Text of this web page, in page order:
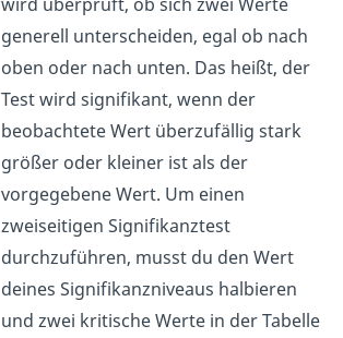
generell unterscheiden, egal ob nach
oben oder nach unten. Das heißt, der
Test wird signifikant, wenn der
beobachtete Wert überzufällig stark
größer oder kleiner ist als der
vorgegebene Wert. Um einen
zweiseitigen Signifikanztest
durchzuführen, musst du den Wert
deines Signifikanzniveaus halbieren
und zwei kritische Werte in der Tabelle